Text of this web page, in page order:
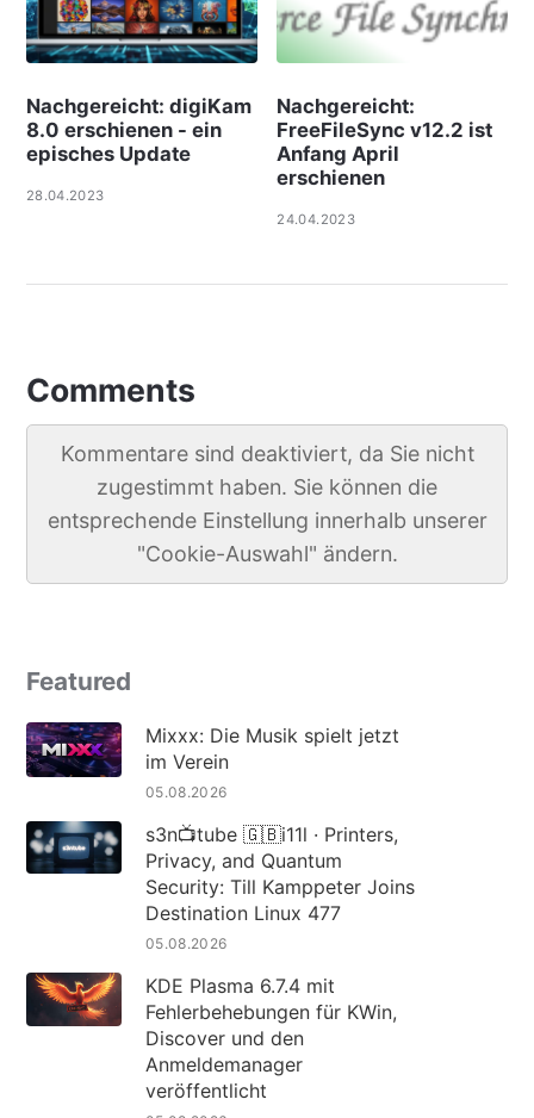
Nachgereicht: digiKam
8.0 erschienen - ein
episches Update
28.04.2023
Nachgereicht:
FreeFileSync v12.2 ist
Anfang April
erschienen
24.04.2023
Comments
Kommentare sind deaktiviert, da Sie nicht
zugestimmt haben. Sie können die
entsprechende Einstellung innerhalb unserer
"Cookie-Auswahl" ändern.
Featured
Mixxx: Die Musik spielt jetzt
im Verein
05.08.2026
s3n📺tube 🇬🇧i11l · Printers,
Privacy, and Quantum
Security: Till Kamppeter Joins
Destination Linux 477
05.08.2026
KDE Plasma 6.7.4 mit
Fehlerbehebungen für KWin,
Discover und den
Anmeldemanager
veröffentlicht